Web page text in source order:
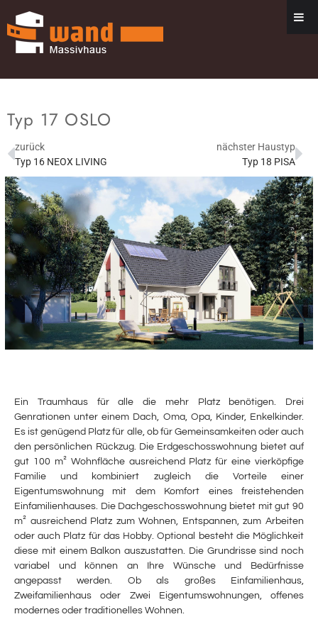
Typ 17 OSLO
zurück
Typ 16 NEOX LIVING
nächster Haustyp
Typ 18 PISA
Ein Traumhaus für alle die mehr Platz benötigen. Drei
Genrationen unter einem Dach, Oma, Opa, Kinder, Enkelkinder.
Es ist genügend Platz für alle, ob für Gemeinsamkeiten oder auch
den persönlichen Rückzug. Die Erdgeschosswohnung bietet auf
gut 100 m² Wohnfläche ausreichend Platz für eine vierköpfige
Familie und kombiniert zugleich die Vorteile einer
Eigentumswohnung mit dem Komfort eines freistehenden
Einfamilienhauses. Die Dachgeschosswohnung bietet mit gut 90
m² ausreichend Platz zum Wohnen, Entspannen, zum Arbeiten
oder auch Platz für das Hobby. Optional besteht die Möglichkeit
diese mit einem Balkon auszustatten. Die Grundrisse sind noch
variabel und können an Ihre Wünsche und Bedürfnisse
angepasst werden. Ob als großes Einfamilienhaus,
Zweifamilienhaus oder Zwei Eigentumswohnungen, offenes
modernes oder traditionelles Wohnen.